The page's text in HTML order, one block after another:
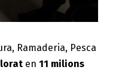
Ramaderia, Pesca
en 11 milions